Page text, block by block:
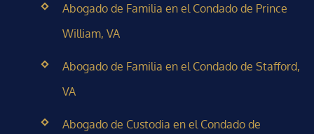
Abogado de Familia en el Condado de Prince
William, VA
Abogado de Familia en el Condado de Stafford,
VA
Abogado de Custodia en el Condado de